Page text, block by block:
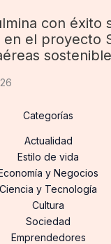
con éxito
el proyecto
Categorías
Actualidad
Estilo de vida
y Negocios
Ciencia y Tecnología
Cultura
Sociedad
Emprendedores